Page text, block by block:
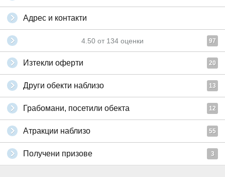
Адрес и контакти
4.50 от 134 оценки 97
Изтекли оферти 20
Други обекти наблизо 13
Грабомани, посетили обекта 12
Атракции наблизо 55
Получени призове 3